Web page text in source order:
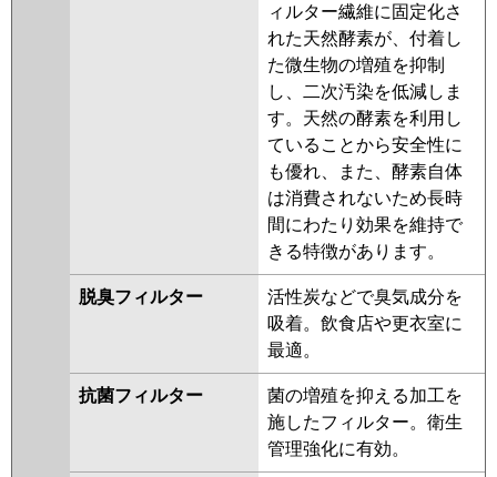
ィルター繊維に固定化さ
れた天然酵素が、付着し
た微生物の増殖を抑制
し、二次汚染を低減しま
す。天然の酵素を利用し
ていることから安全性に
も優れ、また、酵素自体
は消費されないため長時
間にわたり効果を維持で
きる特徴があります。
脱臭フィルター
活性炭などで臭気成分を
吸着。飲食店や更衣室に
最適。
抗菌フィルター
菌の増殖を抑える加工を
施したフィルター。衛生
管理強化に有効。